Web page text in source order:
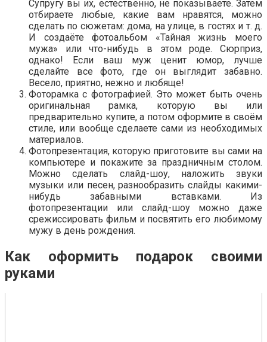
Супругу вы их, естественно, не показываете. Затем
отбираете любые, какие вам нравятся, можно
сделать по сюжетам: дома, на улице, в гостях и т. д.
И создаёте фотоальбом «Тайная жизнь моего
мужа» или что-нибудь в этом роде. Сюрприз,
однако! Если ваш муж ценит юмор, лучше
сделайте все фото, где он выглядит забавно.
Весело, приятно, нежно и любяще!
Фоторамка с фотографией. Это может быть очень
оригинальная рамка, которую вы или
предварительно купите, а потом оформите в своём
стиле, или вообще сделаете сами из необходимых
материалов.
Фотопрезентация, которую приготовите вы сами на
компьютере и покажите за праздничным столом.
Можно сделать слайд-шоу, наложить звуки
музыки или песен, разнообразить слайды какими-
нибудь забавными вставками. Из
фотопрезентации или слайд-шоу можно даже
срежиссировать фильм и посвятить его любимому
мужу в день рождения.
Как оформить подарок своими
руками